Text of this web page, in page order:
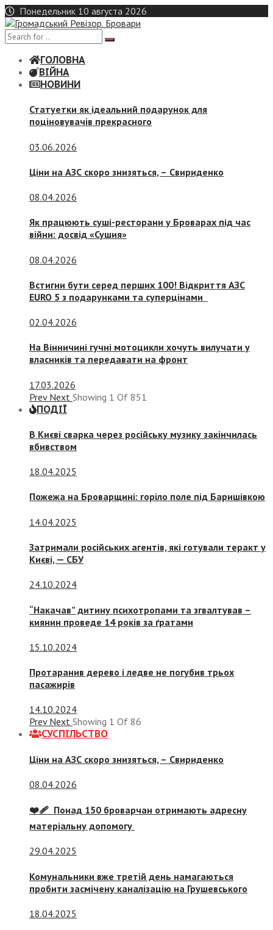
Skip
to
content
Понедельник 10 августа 2026
ГОЛОВНА
ВІЙНА
НОВИНИ
Статуетки як ідеальний подарунок для
поціновувачів прекрасного
03.06.2026
Ціни на АЗС скоро знизяться, – Свириденко
08.04.2026
Як працюють суші-ресторани у Броварах під час
війни: досвід «Сушия»
08.04.2026
Встигни бути серед перших 100! Відкриття АЗС
EURO 5 з подарунками та суперцінами
02.04.2026
На Вінничині гучні мотоцикли хочуть вилучати у
власників та передавати на фронт
17.03.2026
Prev Next Showing 1 Of 851
ПОДІЇ
В Києві сварка через російську музику закінчилась
вбивством
18.04.2025
Пожежа на Броварщині: горіло поле під Баришівкою
14.04.2025
Затримали російських агентів, які готували теракт у
Києві, — СБУ
24.10.2024
“Накачав” дитину психотропами та згвалтував –
киянин проведе 14 років за ґратами
15.10.2024
Протаранив дерево і ледве не погубив трьох
пасажирів
14.10.2024
Prev Next Showing 1 Of 86
СУСПIЛЬСТВО
Ціни на АЗС скоро знизяться, – Свириденко
08.04.2026
❤️‍🩹 Понад 150 броварчан отримають адресну
матеріальну допомогу
29.04.2025
Комунальники вже третій день намагаються
пробити засмічену каналізацію на Грушевського
18.04.2025